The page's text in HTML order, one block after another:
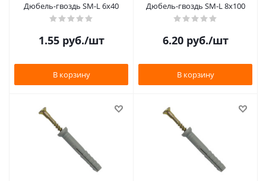
Дюбель-гвоздь SM-L 6х40
1.55руб./шт
В корзину
Дюбель-гвоздь SM-L 8х100
6.20руб./шт
В корзину